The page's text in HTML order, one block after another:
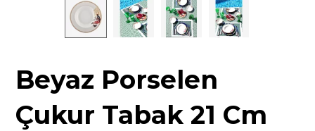
Beyaz Porselen
Çukur Tabak 21 Cm